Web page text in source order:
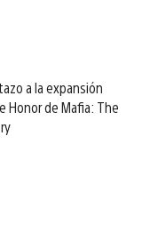
a la expansión
Honor de Mafia: The